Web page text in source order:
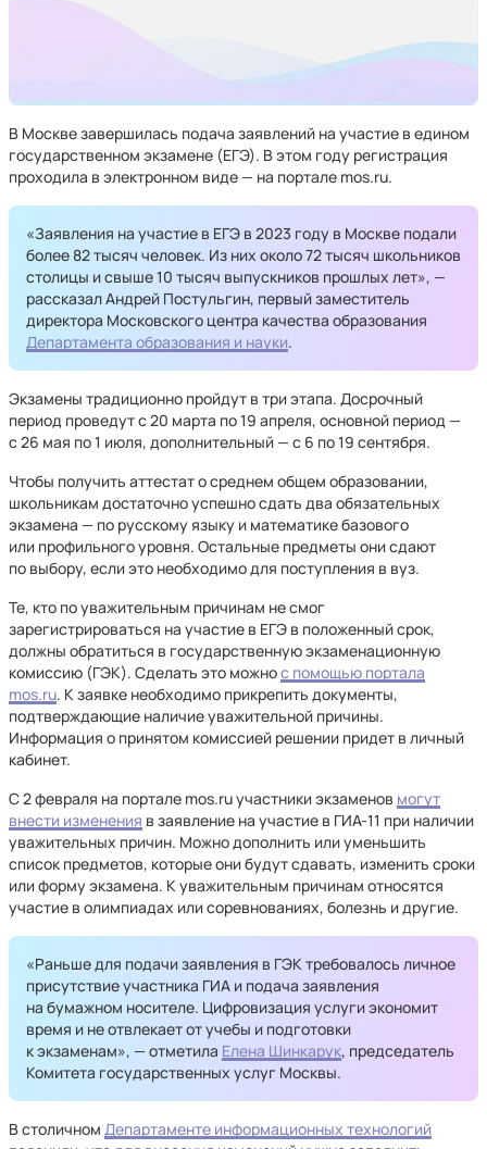
В Москве завершилась подача заявлений на участие в едином
государственном экзамене (ЕГЭ). В этом году регистрация
проходила в электронном виде — на портале mos.ru.
«Заявления на участие в ЕГЭ в 2023 году в Москве подали
более 82 тысяч человек. Из них около 72 тысяч школьников
столицы и свыше 10 тысяч выпускников прошлых лет», —
рассказал Андрей Постульгин, первый заместитель
директора Московского центра качества образования
Департамента образования и науки.
Экзамены традиционно пройдут в три этапа. Досрочный
период проведут с 20 марта по 19 апреля, основной период —
с 26 мая по 1 июля, дополнительный — с 6 по 19 сентября.
Чтобы получить аттестат о среднем общем образовании,
школьникам достаточно успешно сдать два обязательных
экзамена — по русскому языку и математике базового
или профильного уровня. Остальные предметы они сдают
по выбору, если это необходимо для поступления в вуз.
Те, кто по уважительным причинам не смог
зарегистрироваться на участие в ЕГЭ в положенный срок,
должны обратиться в государственную экзаменационную
комиссию (ГЭК). Сделать это можнос помощью портала
mos.ru. К заявке необходимо прикрепить документы,
подтверждающие наличие уважительной причины.
Информация о принятом комиссией решении придет в личный
кабинет.
С 2 февраля на портале mos.ru участники экзаменов могут
внести изменения в заявление на участие в ГИА-11 при наличии
уважительных причин. Можно дополнить или уменьшить
список предметов, которые они будут сдавать, изменить сроки
или форму экзамена. К уважительным причинам относятся
участие в олимпиадах или соревнованиях, болезнь и другие.
«Раньше для подачи заявления в ГЭК требовалось личное
присутствие участника ГИА и подача заявления
на бумажном носителе. Цифровизация услуги экономит
время и не отвлекает от учебы и подготовки
к экзаменам», — отметила Елена Шинкарук, председатель
Комитета государственных услуг Москвы.
В столичном Департаменте информационных технологий